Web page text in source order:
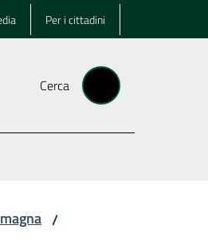
Per i cittadini
Cerca
/